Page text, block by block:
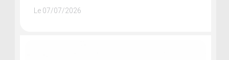
Le 07/07/2026